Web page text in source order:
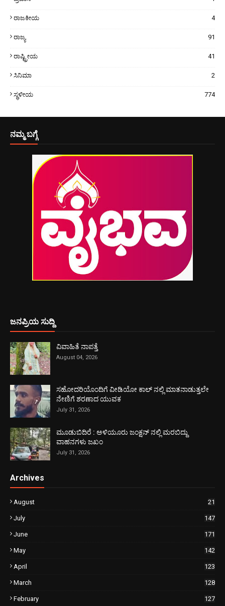
ರಾಜಕೀಯ 4
ರಾಜ್ಯ 91
ರಾಷ್ಟ್ರೀಯ 41
ಸಿನಿಮಾ 2
ಸ್ಥಳೀಯ 774
ನಮ್ಮ ಬಗ್ಗೆ
ಜನಪ್ರಿಯ ಸುದ್ದಿ
ವಿವಾಹಿತೆ ನಾಪತ್ತೆ
August 04, 2026
ಸಹೋದರಿಯೊಂದಿಗೆ ವೀಡಿಯೋ ಕಾಲ್ ನಲ್ಲಿ ಮಾತನಾಡುತ್ತಲೇ
ನೇಣಿಗೆ ಶರಣಾದ ಯುವಕ
July 31, 2026
ಮೂಡುಬಿದಿರೆ : ಅಳಿಯೂರು ಜಂಕ್ಷನ್ ನಲ್ಲಿ ಮರಬಿದ್ದು
ವಾಹನಗಳು ಜಖಂ
July 31, 2026
Archives
August 21
July 147
June 171
May 142
April 123
March 128
February 127